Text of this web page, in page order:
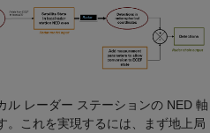
ル レーダー ステーションの NED 軸
。これを実現するには、まず地上局